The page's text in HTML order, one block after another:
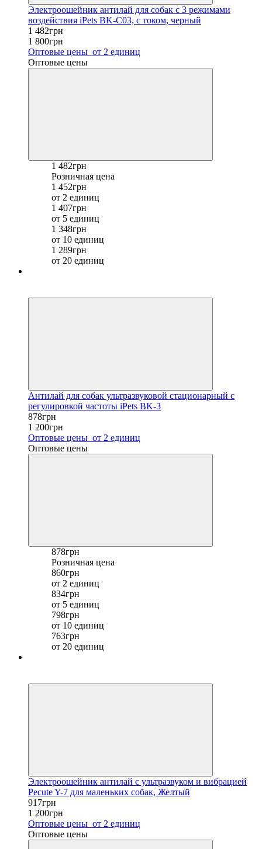
Электроошейник антилай для собак с 3 режимами
воздействия iPets BK-C03, с током, черный
1 482грн
1 800грн
Оптовые цены от 2 единиц
Оптовые цены
1 482грн
Розничная цена
1 452грн
от 2 единиц
1 407грн
от 5 единиц
1 348грн
от 10 единиц
1 289грн
от 20 единиц
Антилай для собак ультразвуковой стационарный с
регулировкой частоты iPets BK-3
878грн
1 200грн
Оптовые цены от 2 единиц
Оптовые цены
878грн
Розничная цена
860грн
от 2 единиц
834грн
от 5 единиц
798грн
от 10 единиц
763грн
от 20 единиц
Электроошейник антилай с ультразвуком и вибрацией
Pecute Y-7 для маленьких собак, Желтый
917грн
1 200грн
Оптовые цены от 2 единиц
Оптовые цены